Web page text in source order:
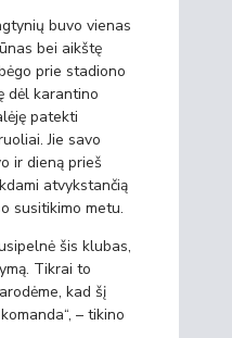
buvo vienas
bei aikštę
prie stadiono
dėl karantino
patekti
Jie savo
ir dieną prieš
atvykstančią
susitikimo metu.
šis klubas,
Tikrai to
kad šį
– tikino